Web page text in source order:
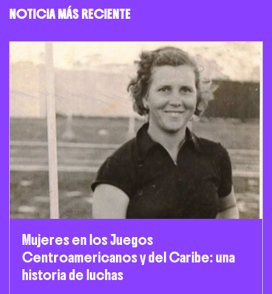
NOTICIA MÁS RECIENTE
Mujeres en los Juegos
Centroamericanos y del Caribe: una
historia de luchas